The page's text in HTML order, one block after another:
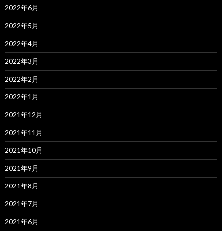
2022年6月
2022年5月
2022年4月
2022年3月
2022年2月
2022年1月
2021年12月
2021年11月
2021年10月
2021年9月
2021年8月
2021年7月
2021年6月